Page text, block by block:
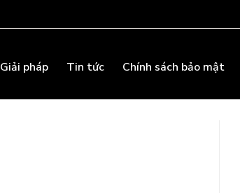
Giải pháp Tin tức Chính sách bảo mật